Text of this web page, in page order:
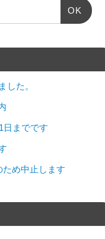
OK
した。
日までです
め中止します